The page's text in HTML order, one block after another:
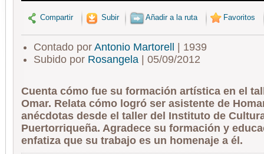
Compartir Subir Añadir a la ruta Favoritos
Contado por Antonio Martorell
| 1939
Subido por Rosangela| 05/09/2012
Cuenta cómo fue su formación artística en el
Omar. Relata cómo logró ser asistente de
anécdotas desde el taller del Instituto de
Puertorriqueña. Agradece su formación y
enfatiza que su trabajo es un homenaje a él.